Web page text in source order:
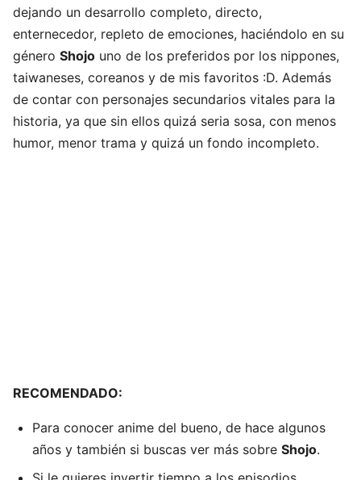
dejando un desarrollo completo, directo,
enternecedor, repleto de emociones, haciéndolo en su
género Shojo uno de los preferidos por los nippones,
taiwaneses, coreanos y de mis favoritos :D. Además
de contar con personajes secundarios vitales para la
historia, ya que sin ellos quizá seria sosa, con menos
humor, menor trama y quizá un fondo incompleto.
RECOMENDADO:
Para conocer anime del bueno, de hace algunos
años y también si buscas ver más sobre Shojo.